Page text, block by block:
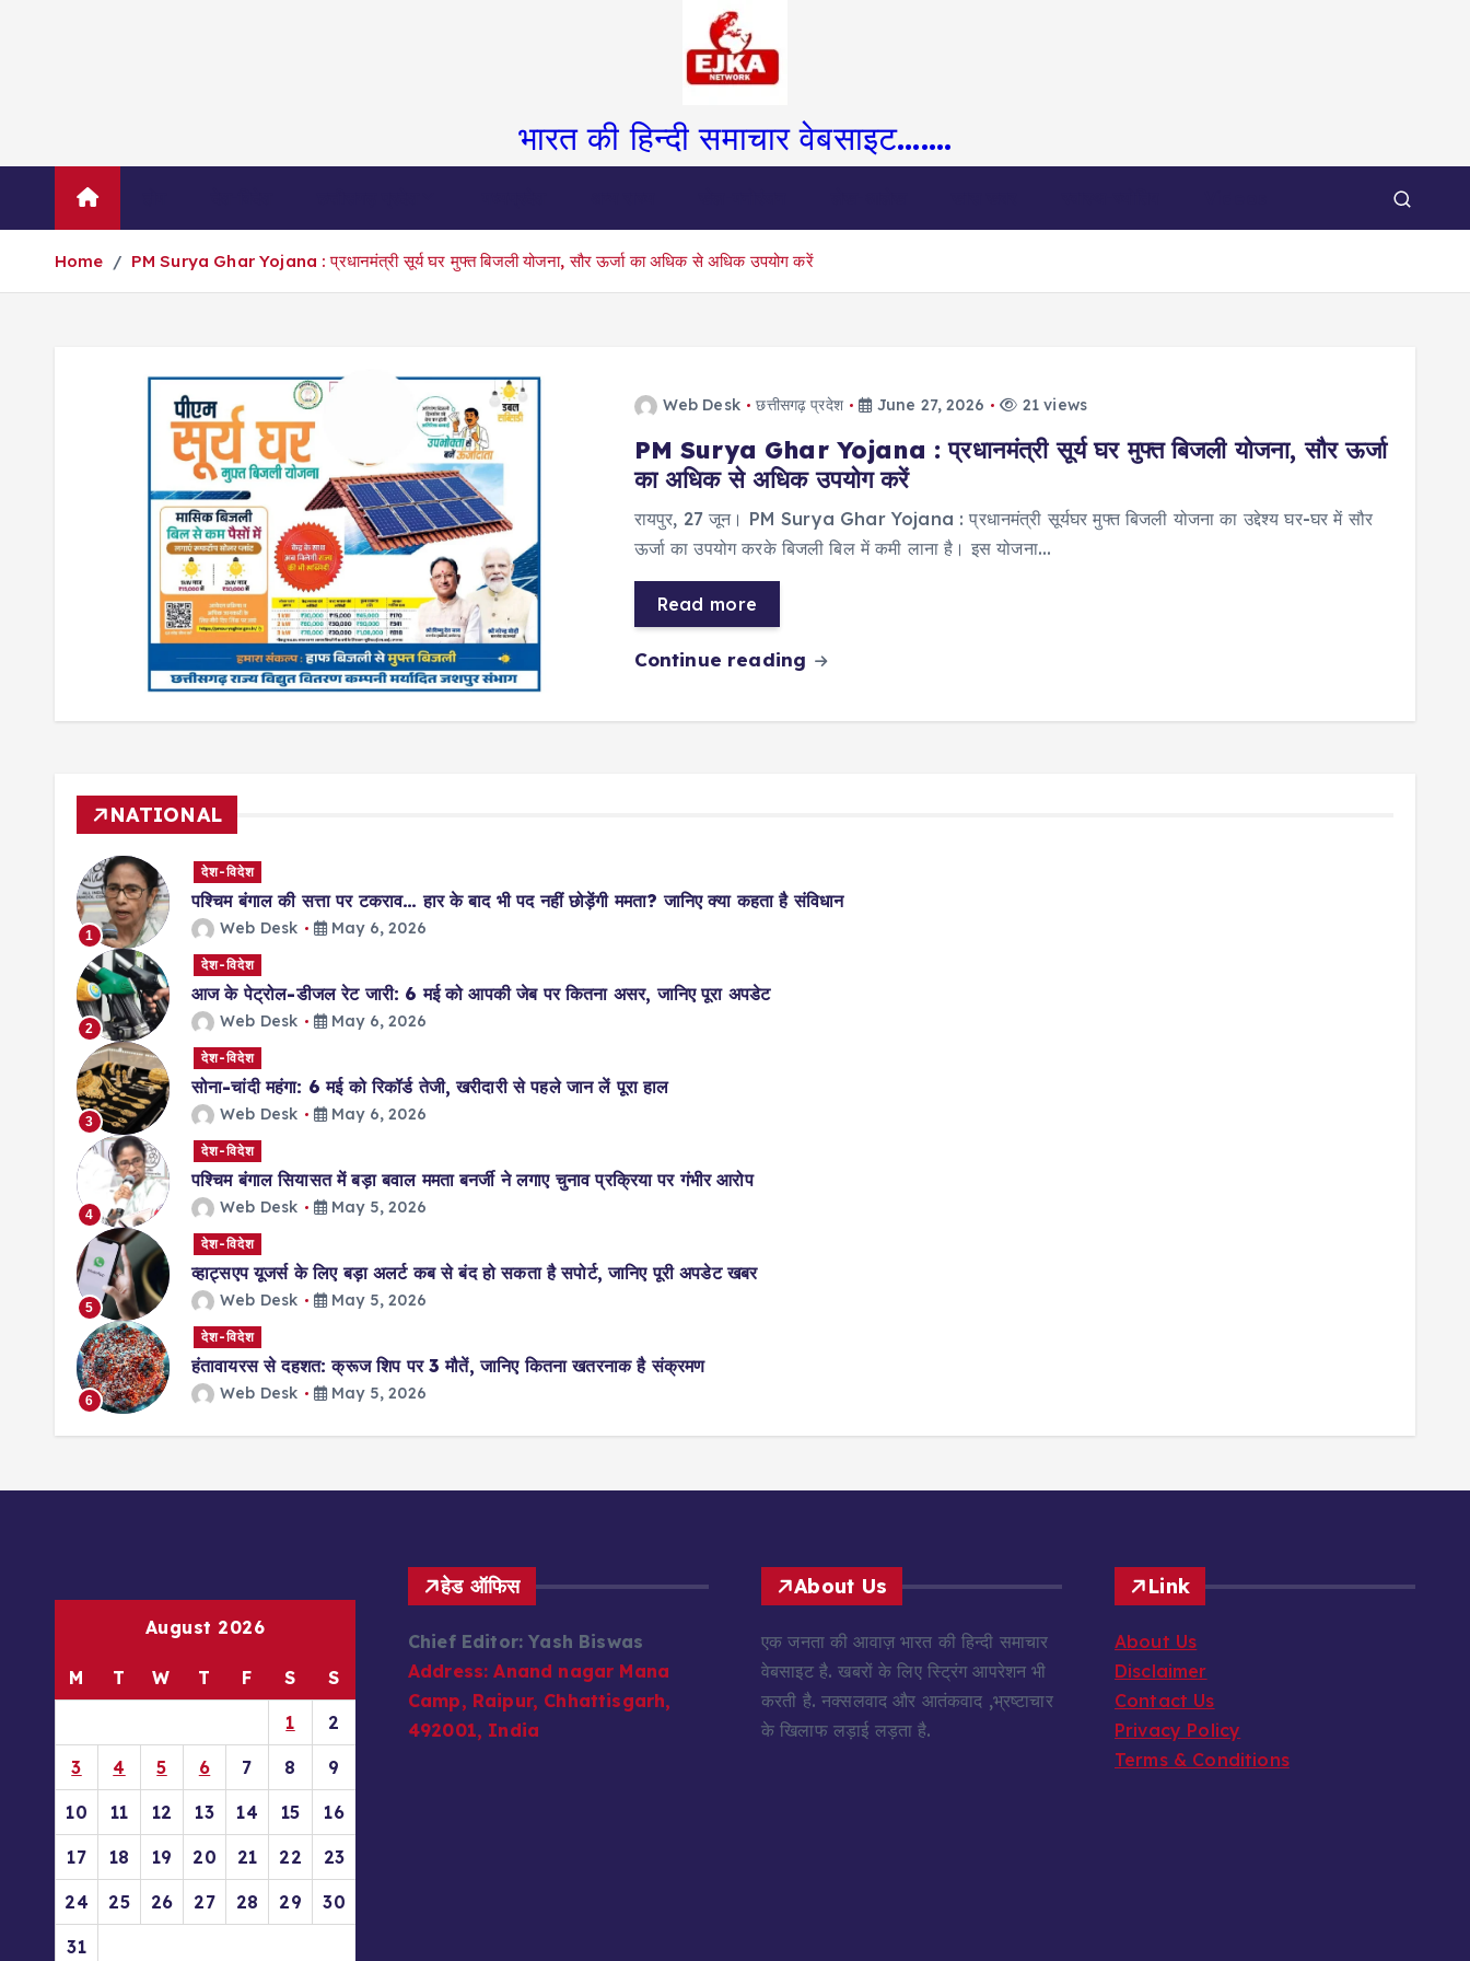
o
भारत की हिन्दी समाचार वेबसाइट.......
Home PM Surya Ghar Yojana : प्रधानमंत्री सूर्य घर मुफ्त बिजली योजना, सौर ऊर्जा का अधिक से अधिक उपयोग करें
Web Desk छत्तीसगढ़ प्रदेश June 27, 2026 21 views
PM Surya Ghar Yojana : प्रधानमंत्री सूर्य घर मुफ्त बिजली योजना, सौर ऊर्जा
का अधिक से अधिक उपयोग करें
रायपुर, 27 जून। PM Surya Ghar Yojana : प्रधानमंत्री सूर्यघर मुफ्त बिजली योजना का उद्देश्य घर-घर में सौर
ऊर्जा का उपयोग करके बिजली बिल में कमी लाना है। इस योजना…
Read more
Continue reading
NATIONAL
1
देश-विदेश
पश्चिम बंगाल की सत्ता पर टकराव… हार के बाद भी पद नहीं छोड़ेंगी ममता? जानिए क्या कहता है संविधान
Web Desk May 6, 2026
2
देश-विदेश
आज के पेट्रोल-डीजल रेट जारी: 6 मई को आपकी जेब पर कितना असर, जानिए पूरा अपडेट
Web Desk May 6, 2026
3
देश-विदेश
सोना-चांदी महंगा: 6 मई को रिकॉर्ड तेजी, खरीदारी से पहले जान लें पूरा हाल
Web Desk May 6, 2026
4
देश-विदेश
पश्चिम बंगाल सियासत में बड़ा बवाल ममता बनर्जी ने लगाए चुनाव प्रक्रिया पर गंभीर आरोप
Web Desk May 5, 2026
5
देश-विदेश
व्हाट्सएप यूजर्स के लिए बड़ा अलर्ट कब से बंद हो सकता है सपोर्ट, जानिए पूरी अपडेट खबर
Web Desk May 5, 2026
6
देश-विदेश
हंतावायरस से दहशत: क्रूज शिप पर 3 मौतें, जानिए कितना खतरनाक है संक्रमण
Web Desk May 5, 2026
August 2026
M T W T F S S
1 2
3 4 5 6 7 8 9
10 11 12 13 14 15 16
17 18 19 20 21 22 23
24 25 26 27 28 29 30
31
हेड ऑफिस
Chief Editor: Yash Biswas
Address: Anand nagar Mana
Camp, Raipur, Chhattisgarh,
492001, India
About Us
एक जनता की आवाज़ भारत की हिन्दी समाचार
वेबसाइट है. खबरों के लिए स्ट्रिंग आपरेशन भी
करती है. नक्सलवाद और आतंकवाद ,भ्रष्टाचार
के खिलाफ लड़ाई लड़ता है.
Link
About Us
Disclaimer
Contact Us
Privacy Policy
Terms & Conditions